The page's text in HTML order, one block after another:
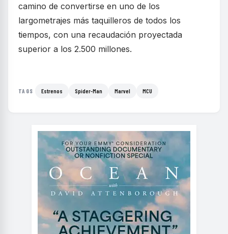
camino de convertirse en uno de los
largometrajes más taquilleros de todos los
tiempos, con una recaudación proyectada
superior a los 2.500 millones.
TAGS Estrenos Spider-Man Marvel MCU